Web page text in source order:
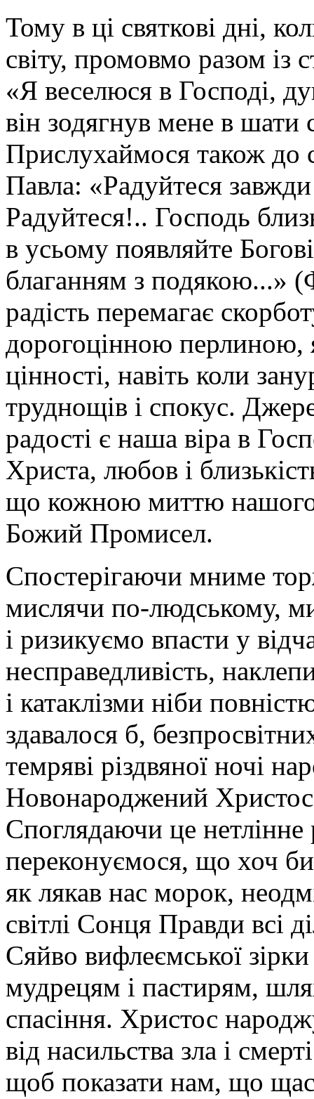
Тому в ці святкові дні,
світу, промовмо разом із
«Я веселюся в Господі,
він зодягнув мене в шати
Прислухаймося також до
Павла: «Радуйтеся
Радуйтеся!.. Господь
в усьому появляйте
благанням з подякою...»
радість перемагає
дорогоцінною перлиною,
цінності, навіть коли
труднощів і спокус.
радості є наша віра в
Христа, любов і
що кожною миттю нашого
Божий Промисел.
Спостерігаючи мниме
мислячи по-людському,
і ризикуємо впасти у
несправедливість,
і катаклізми ніби
здавалося б,
темряві різдвяної ночі
Новонароджений Христос
Споглядаючи це нетлінне
переконуємося, що хоч
як лякав нас морок,
світлі Сонця Правди всі
Сяйво вифлеємської
мудрецям і пастирям,
спасіння. Христос
від насильства зла і
щоб показати нам, що